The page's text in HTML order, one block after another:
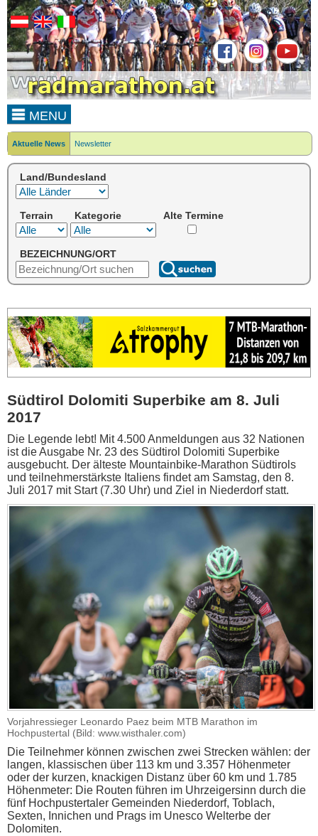
MENU
Aktuelle News Newsletter
Land/Bundesland
Terrain Kategorie Alte Termine
BEZEICHNUNG/ORT
Südtirol Dolomiti Superbike am 8. Juli
2017
Die Legende lebt! Mit 4.500 Anmeldungen aus 32 Nationen
ist die Ausgabe Nr. 23 des Südtirol Dolomiti Superbike
ausgebucht. Der älteste Mountainbike-Marathon Südtirols
und teilnehmerstärkste Italiens findet am Samstag, den 8.
Juli 2017 mit Start (7.30 Uhr) und Ziel in Niederdorf statt.
Vorjahressieger Leonardo Paez beim MTB Marathon im
Hochpustertal (Bild: www.wisthaler.com)
Die Teilnehmer können zwischen zwei Strecken wählen: der
langen, klassischen über 113 km und 3.357 Höhenmeter
oder der kurzen, knackigen Distanz über 60 km und 1.785
Höhenmeter: Die Routen führen im Uhrzeigersinn durch die
fünf Hochpustertaler Gemeinden Niederdorf, Toblach,
Sexten, Innichen und Prags im Unesco Welterbe der
Dolomiten.